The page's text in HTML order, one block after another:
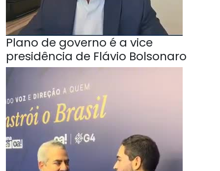
Plano de governo é a vice
presidência de Flávio Bolsonaro